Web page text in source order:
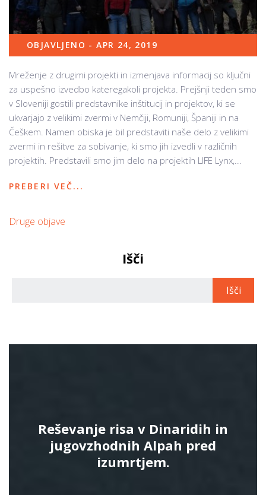
OBJAVLJENO - APR 24, 2019
Mreženje z drugimi projekti in izmenjava informacij so ključni
za uspešno izvedbo kateregakoli projekta. Prejšnji teden smo
v Sloveniji gostili predstavnike inštitucij in projektov, ki se
ukvarjajo z velikimi zvermi v Nemčiji, Romuniji, Španiji in na
Češkem. Namen obiska je bil predstaviti naše delo z velikimi
zvermi in rešitve za sobivanje, ki smo jih izvedli v različnih
projektih. Predstavili smo jim delo na projektih LIFE Lynx,...
PREBERI VEČ...
Druge objave
Išči
Reševanje risa v Dinaridih in
jugovzhodnih Alpah pred
izumrtjem.